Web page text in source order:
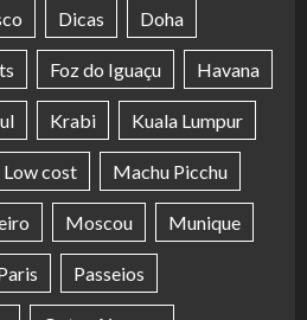
Dicas Doha
Foz do Iguaçu Havana
Krabi Kuala Lumpur
Low cost Machu Picchu
Moscou Munique
Passeios